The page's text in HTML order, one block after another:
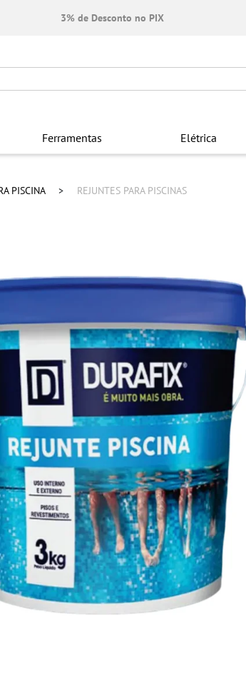
3% de Desconto no PIX
Ferramentas Elétrica
PISCINA REJUNTES PARA PISCINAS